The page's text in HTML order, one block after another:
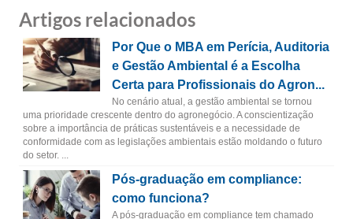
Artigos relacionados
Por Que o MBA em Perícia, Auditoria
e Gestão Ambiental é a Escolha
Certa para Profissionais do Agron...
No cenário atual, a gestão ambiental se tornou
uma prioridade crescente dentro do agronegócio. A conscientização
sobre a importância de práticas sustentáveis e a necessidade de
conformidade com as legislações ambientais estão moldando o futuro
do setor. ...
Pós-graduação em compliance:
como funciona?
A pós-graduação em compliance tem chamado